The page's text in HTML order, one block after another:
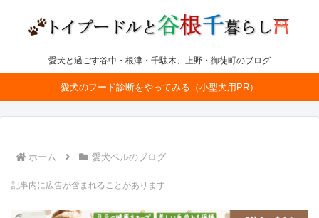
愛犬と過ごす谷中・根津・千駄木、上野・御徒町のブログ
愛犬のフード診断をやってみる（小型犬用PR）
ホーム 愛犬ベルのブログ
記事内に広告が含まれることがあります